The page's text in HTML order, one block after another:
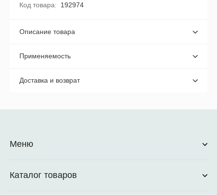
Код товара
192974
Описание товара
Применяемость
Доставка и возврат
Меню
Каталог товаров